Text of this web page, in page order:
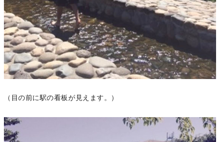
（目の前に駅の看板が見えます。）